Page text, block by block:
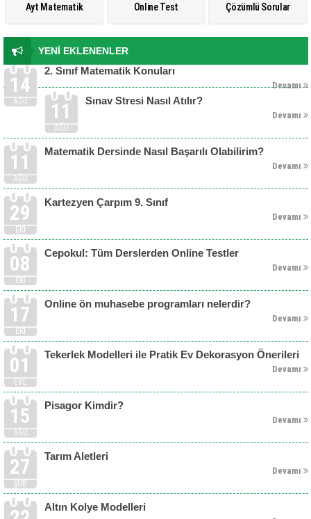
Ayt Matematik Online Test Çözümlü Sorular
YENİ EKLENENLER
14
AĞU
2. Sınıf Matematik Konuları
Devamı
11
AĞU
Sınav Stresi Nasıl Atılır?
Devamı
11
AĞU
Matematik Dersinde Nasıl Başarılı Olabilirim?
Devamı
29
EKI
Kartezyen Çarpım 9. Sınıf
Devamı
08
EKI
Cepokul: Tüm Derslerden Online Testler
Devamı
17
EKI
Online ön muhasebe programları nelerdir?
Devamı
01
EYL
Tekerlek Modelleri ile Pratik Ev Dekorasyon Önerileri
Devamı
15
AĞU
Pisagor Kimdir?
Devamı
27
ŞUB
Tarım Aletleri
Devamı
Altın Kolye Modelleri